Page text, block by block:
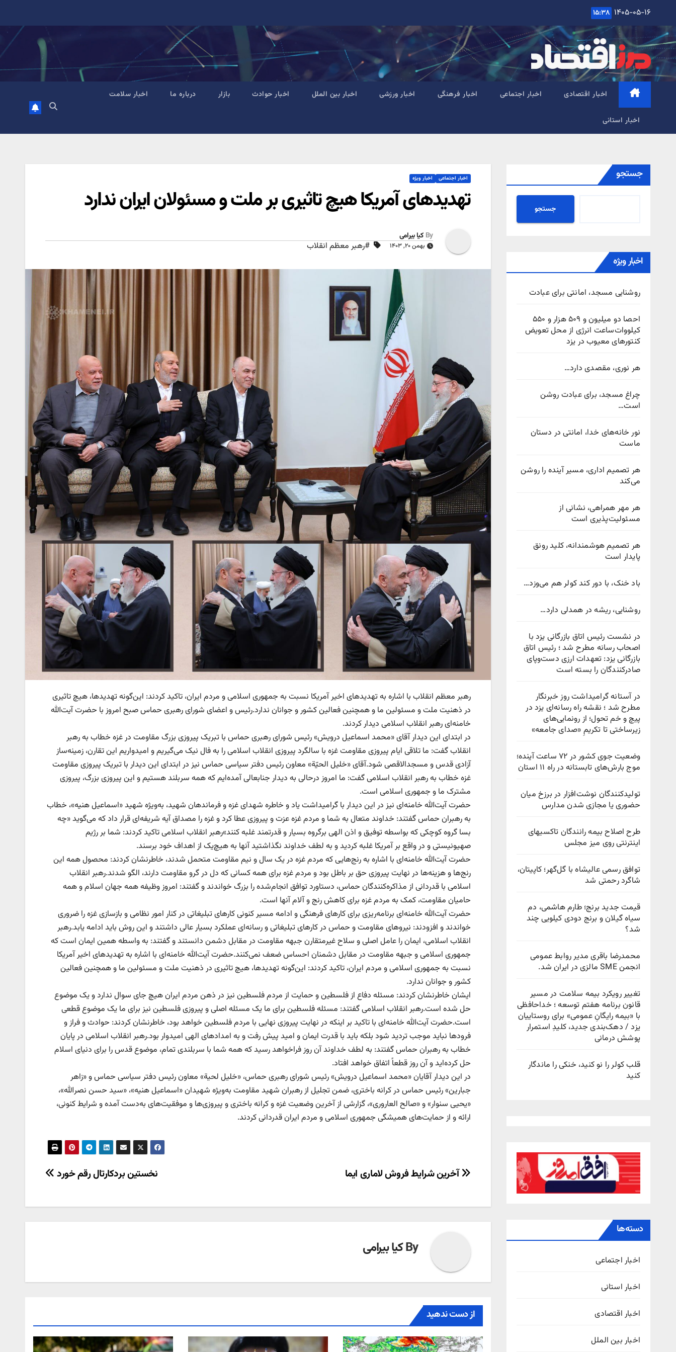
content
۱۴۰۵-۰۵-۱۶ ۱۵:۳۸
اخبار اقتصادی اخبار اجتماعی اخبار فرهنگی اخبار ورزشی اخبار بین الملل اخبار حوادث بازار درباره ما اخبار سلامت
اخبار استانی
جستجو
جستجو
اخبار ویژه
روشنایی مسجد، امانتی برای عبادت
احصا دو میلیون و ۵۰۹ هزار و ۵۵۰
کیلووات‌ساعت انرژی از محل تعویض
کنتورهای معیوب در یزد
هر نوری، مقصدی دارد…
چراغ مسجد، برای عبادت روشن
است…
نور خانه‌های خدا، امانتی در دستان
ماست
هر تصمیم اداری، مسیر آینده را روشن
می‌کند
هر مهر همراهی، نشانی از
مسئولیت‌پذیری است
هر تصمیم هوشمندانه، کلید رونق
پایدار است
باد خنک، با دور کند کولر هم می‌وزد…
روشنایی، ریشه در همدلی دارد…
در نشست رئیس اتاق بازرگانی یزد با
اصحاب رسانه مطرح شد ؛ رئیس اتاق
بازرگانی یزد: تعهدات ارزی دست‌وپای
صادرکنندگان را بسته است
در آستانه گرامیداشت روز خبرنگار
مطرح شد ؛ نقشه راه رسانه‌ای یزد در
پیچ‌ و خم تحول؛ از رونمایی‌های
زیرساختی تا تکریمِ «صدای جامعه»
وضعیت جوی کشور در ۷۲ ساعت آینده؛
موج بارش‌های تابستانه در راه ۱۱ استان
تولیدکنندگان نوشت‌افزار در برزخ میان
حضوری یا مجازی شدن مدارس
طرح اصلاح بیمه رانندگان تاکسیهای
اینترنتی روی میز مجلس
توافق رسمی عالیشاه با گل‌گهر؛ کاپیتان،
شاگرد رحمتی شد
قیمت جدید برنج؛ طارم هاشمی، دم
سیاه گیلان و برنج دودی کیلویی چند
شد؟
محمدرضا باقری مدیر روابط عمومی
انجمن SME مالزی در ایران شد.
تغییر رویکرد بیمه سلامت در مسیر
قانون برنامه هفتم توسعه ؛ خداحافظی
با «بیمه رایگانِ عمومی» برای روستاییان
یزد / دهک‌بندی جدید، کلیدِ استمرار
پوشش درمانی
قلب کولر را نو کنید، خنکی را ماندگار
کنید
دسته‌ها
اخبار اجتماعی
اخبار استانی
اخبار اقتصادی
اخبار بین الملل
اخبار اجتماعی اخبار ویژه
تهدیدهای آمریکا هیچ تاثیری بر ملت و مسئولان ایران ندارد
By کیا بیرامی
بهمن ۲۰, ۱۴۰۳ #رهبر معظم انقلاب
رهبر معظم انقلاب با اشاره به تهدیدهای اخیر آمریکا نسبت به جمهوری اسلامی و مردم ایران، تاکید کردند: این‌گونه تهدیدها، هیچ تاثیری
در ذهنیت ملت و مسئولین ما و همچنین فعالین کشور و جوانان ندارد.رئیس و اعضای شورای رهبری حماس صبح امروز با حضرت آیت‌الله
خامنه‌ای رهبر انقلاب اسلامی دیدار کردند.
در ابتدای این دیدار آقای «محمد اسماعیل درویش» رئیس شورای رهبری حماس با تبریک پیروزی بزرگ مقاومت در غزه خطاب به رهبر
انقلاب گفت: ما تلاقی ایام پیروزی مقاومت غزه با سالگرد پیروزی انقلاب اسلامی را به فال نیک می‌گیریم و امیدواریم این تقارن، زمینه‌ساز
آزادی قدس و مسجدالاقصی شود.آقای «خلیل الحیّة» معاون رئیس دفتر سیاسی حماس نیز در ابتدای این دیدار با تبریک پیروزی مقاومت
غزه خطاب به رهبر انقلاب اسلامی گفت: ما امروز درحالی به دیدار جنابعالی آمده‌ایم که همه سربلند هستیم و این پیروزی بزرگ، پیروزی
مشترک ما و جمهوری اسلامی است.
حضرت آیت‌الله خامنه‌ای نیز در این دیدار با گرامیداشت یاد و خاطره شهدای غزه و فرماندهان شهید، به‌ویژه شهید «اسماعیل هنیه»، خطاب
به رهبران حماس گفتند: خداوند متعال به شما و مردم غزه عزت و پیروزی عطا کرد و غزه را مصداق آیه شریفه‌ای قرار داد که می‌گوید «چه
بسا گروه کوچکی که بواسطه توفیق و اذن الهی برگروه بسیار و قدرتمند غلبه کنند»رهبر انقلاب اسلامی تاکید کردند: شما بر رژیم
صهیونیستی و در واقع بر آمریکا غلبه کردید و به لطف خداوند نگذاشتید آنها به هیچ‌یک از اهداف خود برسند.
حضرت آیت‌الله خامنه‌ای با اشاره به رنج‌هایی که مردم غزه در یک سال و نیم مقاومت متحمل شدند، خاطرنشان کردند: محصول همه این
رنج‌ها و هزینه‌ها در نهایت پیروزی حق بر باطل بود و مردم غزه برای همه کسانی که دل در گرو مقاومت دارند، الگو شدند.رهبر انقلاب
اسلامی با قدردانی از مذاکره‌کنندگان حماس، دستاورد توافق انجام‌شده را بزرگ خواندند و گفتند: امروز وظیفه همه جهان اسلام و همه
حامیان مقاومت، کمک به مردم غزه برای کاهش رنج و آلام آنها است.
حضرت آیت‌الله خامنه‌ای برنامه‌ریزی برای کارهای فرهنگی و ادامه مسیر کنونی کارهای تبلیغاتی در کنار امور نظامی و بازسازی غزه را ضروری
خواندند و افزودند: نیروهای مقاومت و حماس در کارهای تبلیغاتی و رسانه‌ای عملکرد بسیار عالی داشتند و این روش باید ادامه یابد.رهبر
انقلاب اسلامی، ایمان را عامل اصلی و سلاح غیرمتقارن جبهه مقاومت در مقابل دشمن دانستند و گفتند: به واسطه همین ایمان است که
جمهوری اسلامی و جبهه مقاومت در مقابل دشمنان احساس ضعف نمی‌کنند.حضرت آیت‌الله خامنه‌ای با اشاره به تهدیدهای اخیر آمریکا
نسبت به جمهوری اسلامی و مردم ایران، تاکید کردند: این‌گونه تهدیدها، هیچ تاثیری در ذهنیت ملت و مسئولین ما و همچنین فعالین
کشور و جوانان ندارد.
ایشان خاطرنشان کردند: مسئله دفاع از فلسطین و حمایت از مردم فلسطین نیز در ذهن مردم ایران هیچ جای سوال ندارد و یک موضوع
حل شده است.رهبر انقلاب اسلامی گفتند: مسئله فلسطین برای ما یک مسئله اصلی و پیروزی فلسطین نیز برای ما یک موضوع قطعی
است.حضرت آیت‌الله خامنه‌ای با تاکید بر اینکه در نهایت پیروزی نهایی با مردم فلسطین خواهد بود، خاطرنشان کردند: حوادث و فراز و
فرودها نباید موجب تردید شود بلکه باید با قدرت ایمان و امید پیش رفت و به امدادهای الهی امیدوار بود.رهبر انقلاب اسلامی در پایان
خطاب به رهبران حماس گفتند: به لطف خداوند آن روز فراخواهد رسید که همه شما با سربلندی تمام، موضوع قدس را برای دنیای اسلام
حل کرده‌اید و آن روز قطعاً اتفاق خواهد افتاد.
در این دیدار آقایان «محمد اسماعیل درویش» رئیس شورای رهبری حماس، «خلیل لحیة» معاون رئیس دفتر سیاسی حماس و «زاهر
جبارین» رئیس حماس در کرانه باختری، ضمن تجلیل از رهبران شهید مقاومت به‌ویژه شهیدان «اسماعیل هنیه»، «سید حسن نصرالله»،
«یحیی سنوار» و «صالح العاروری»، گزارشی از آخرین وضعیت غزه و کرانه باختری و پیروزی‌ها و موفقیت‌های به‌دست آمده و شرایط کنونی،
ارائه و از حمایت‌های همیشگی جمهوری اسلامی و مردم ایران قدردانی کردند.
راهبری
نخستین بردکارتال رقم خورد آخرین شرایط فروش لاماری ایما
Byکیا بیرامی
از دست ندهید